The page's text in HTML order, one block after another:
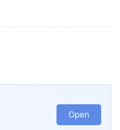
Open